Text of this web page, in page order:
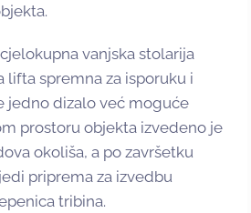
vanjska stolarija
lifta spremna za isporuku i
jedno dizalo već moguće
prostoru objekta izvedeno je
okoliša, a po završetku
priprema za izvedbu
tribina.